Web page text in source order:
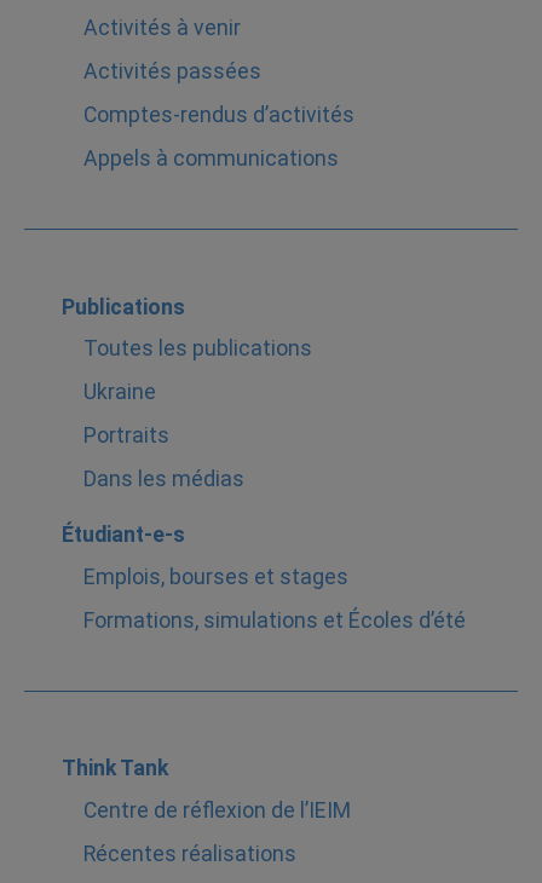
Activités à venir
Activités passées
Comptes-rendus d’activités
Appels à communications
Publications
Toutes les publications
Ukraine
Portraits
Dans les médias
Étudiant-e-s
Emplois, bourses et stages
Formations, simulations et Écoles d’été
Think Tank
Centre de réflexion de l’IEIM
Récentes réalisations